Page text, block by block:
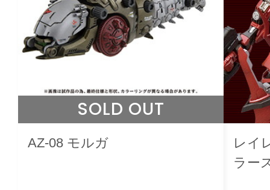
SOLD OUT
AZ-08 モルガ
レイ
ラー